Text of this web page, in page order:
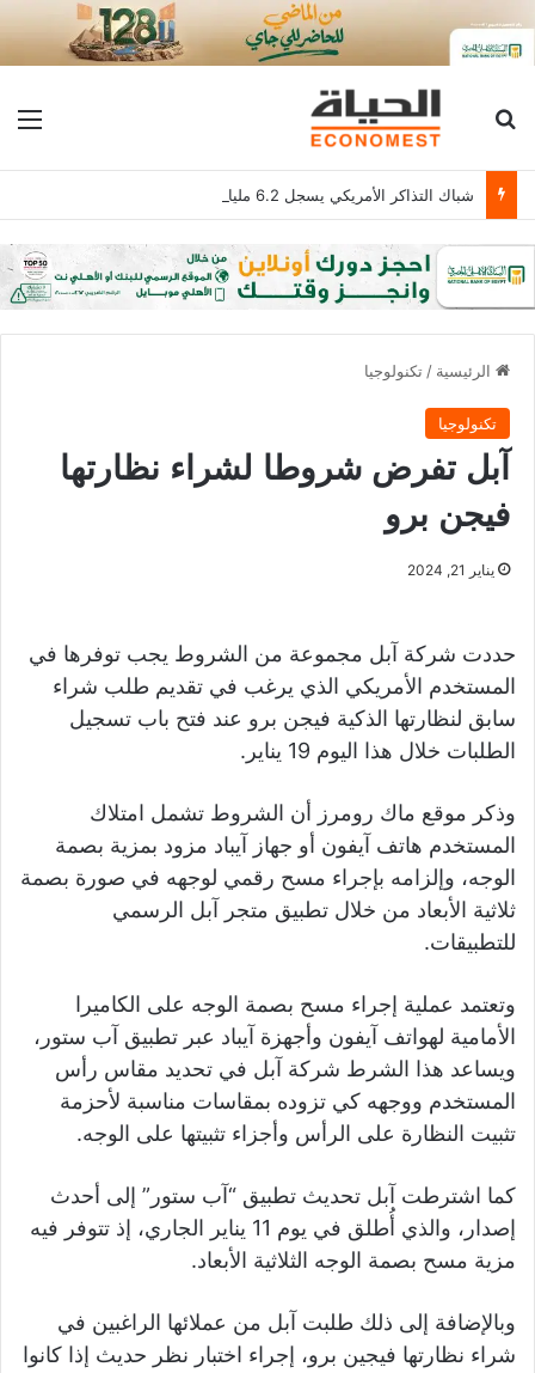
بحث عن
شباك التذاكر الأمريكي يسجل 6.2 مليار دولار
الرئيسية / تكنولوجيا
تكنولوجيا
آبل تفرض شروطا لشراء نظارتها
فيجن برو
يناير 21, 2024
حددت شركة آبل مجموعة من الشروط يجب توفرها في
المستخدم الأمريكي الذي يرغب في تقديم طلب شراء
سابق لنظارتها الذكية فيجن برو عند فتح باب تسجيل
الطلبات خلال هذا اليوم 19 يناير.
وذكر موقع ماك رومرز أن الشروط تشمل امتلاك
المستخدم هاتف آيفون أو جهاز آيباد مزود بمزية بصمة
الوجه، وإلزامه بإجراء مسح رقمي لوجهه في صورة بصمة
ثلاثية الأبعاد من خلال تطبيق متجر آبل الرسمي
للتطبيقات.
وتعتمد عملية إجراء مسح بصمة الوجه على الكاميرا
الأمامية لهواتف آيفون وأجهزة آيباد عبر تطبيق آب ستور،
ويساعد هذا الشرط شركة آبل في تحديد مقاس رأس
المستخدم ووجهه كي تزوده بمقاسات مناسبة لأحزمة
تثبيت النظارة على الرأس وأجزاء تثبيتها على الوجه.
كما اشترطت آبل تحديث تطبيق “آب ستور” إلى أحدث
إصدار، والذي أُطلق في يوم 11 يناير الجاري، إذ تتوفر فيه
مزية مسح بصمة الوجه الثلاثية الأبعاد.
وبالإضافة إلى ذلك طلبت آبل من عملائها الراغبين في
شراء نظارتها فيجين برو، إجراء اختبار نظر حديث إذا كانوا